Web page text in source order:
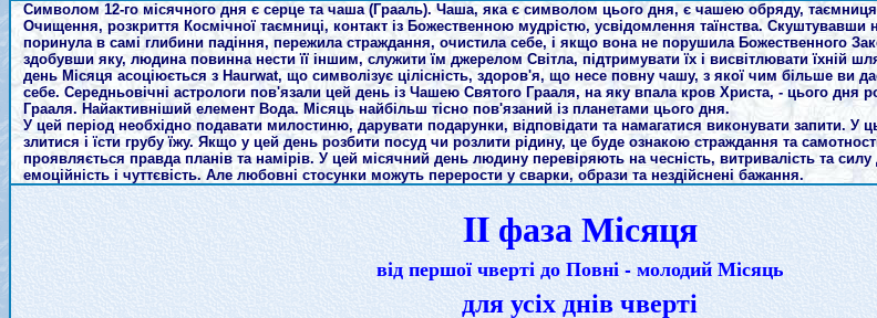
Символом 12-го місячного дня є серце та чаша (Грааль). Чаша, яка є символом цього дня, є чашею обряду,
Очищення, розкриття Космічної таємниці, контакт із Божественною мудрістю, усвідомлення таїнства. Скуштувавши
поринула в самі глибини падіння, пережила страждання, очистила себе, і якщо вона не порушила Божественного
здобувши яку, людина повинна нести її іншим, служити їм джерелом Світла, підтримувати їх і висвітлювати їхній
день Місяця асоціюється з Haurwat, що символізує цілісність, здоров'я, що несе повну чашу, з якої чим більше ви
себе. Середньовічні астрологи пов'язали цей день із Чашею Святого Грааля, на яку впала кров Христа, - цього дня
Грааля. Найактивніший елемент Вода. Місяць найбільш тісно пов'язаний із планетами цього дня.
У цей період необхідно подавати милостиню, дарувати подарунки, відповідати та намагатися виконувати запити. У
злитися і їсти грубу їжу. Якщо у цей день розбити посуд чи розлити рідину, це буде ознакою страждання та
проявляється правда планів та намірів. У цей місячний день людину перевіряють на чесність, витривалість та
емоційність і чуттєвість. Але любовні стосунки можуть перерости у сварки, образи та нездійснені бажання.
II фаза Місяця
від першої чверті до Повні - молодий Місяць
для усіх днів чверті